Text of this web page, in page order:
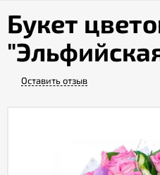
Гарантии
Букет
Оставить отзыв